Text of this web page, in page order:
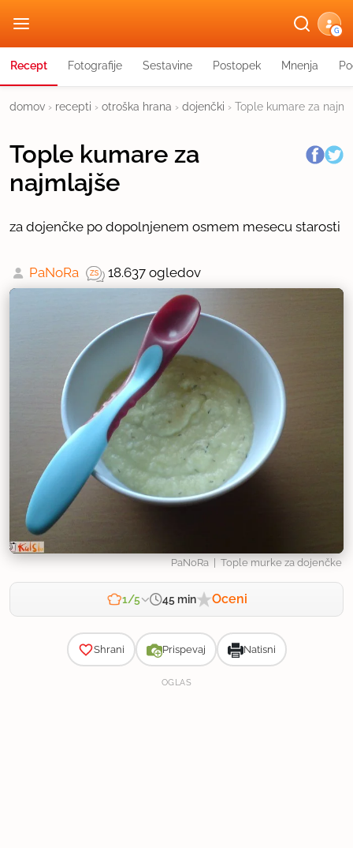
G
Recept Fotografije Sestavine Postopek Mnenja
domov › recepti › otroška hrana › dojenčki › Tople kumare za
Tople kumare za
najmlajše
za dojenčke po dopolnjenem osmem mesecu starosti
PaNoRa 18.637 ogledov
PaNoRa | Tople murke za dojenčke
1/5 45 min Oceni
Shrani Prispevaj Natisni
OGLAS